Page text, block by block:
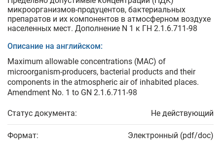
микроорганизмов-продуцентов, бактериальных
препаратов и их компонентов в атмосферном воздухе
населенных мест. Дополнение N 1 к ГН 2.1.6.711-98
Описание на английском:
Maximum allowable concentrations (MAC) of
microorganism-producers, bacterial products and their
components in the atmospheric air of inhabited places.
Amendment No. 1 to GN 2.1.6.711-98
Статус документа: Не действующий
Формат: Электронный (pdf/doc)